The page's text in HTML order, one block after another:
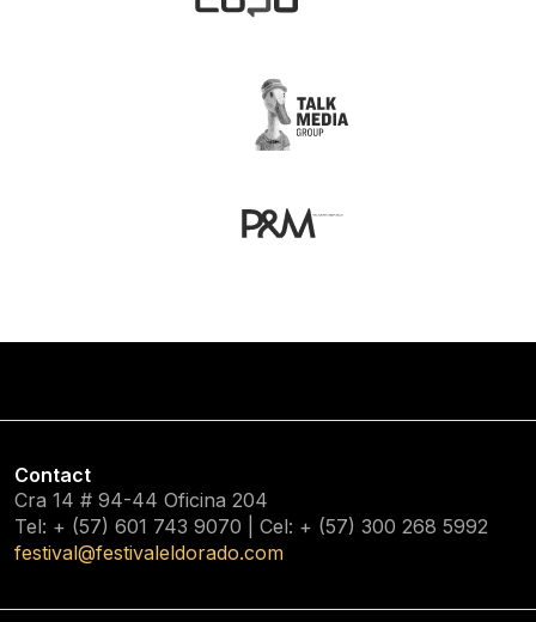
Contact
Cra 14 # 94-44 Oficina 204
Tel: + (57) 601 743 9070 | Cel: + (57) 300 268 5992
festival@festivaleldorado.com